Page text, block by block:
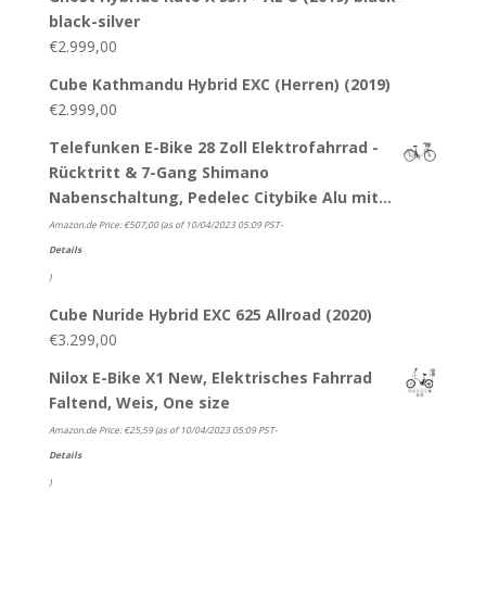
black-silver
€2.999,00
Cube Kathmandu Hybrid EXC (Herren) (2019)
€2.999,00
Telefunken E-Bike 28 Zoll Elektrofahrrad -
Rücktritt & 7-Gang Shimano
Nabenschaltung, Pedelec Citybike Alu mit…
Amazon.de Price:€507,00(as of 10/04/2023 05:09 PST-
Details
)
Cube Nuride Hybrid EXC 625 Allroad (2020)
€3.299,00
Nilox E-Bike X1 New, Elektrisches Fahrrad
Faltend, Weis, One size
Amazon.de Price:€25,59(as of 10/04/2023 05:09 PST-
Details
)